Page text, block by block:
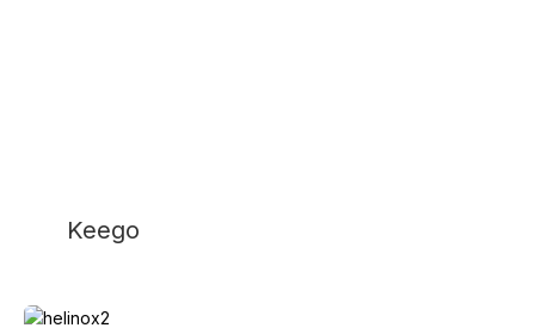
Keego
Helinox